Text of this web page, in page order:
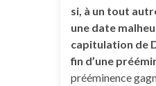
si, à un tout
une date
capitulation de
fin d’une
prééminence